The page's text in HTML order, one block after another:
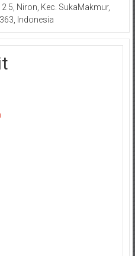
5, Niron, Kec. SukaMakmur,
Indonesia